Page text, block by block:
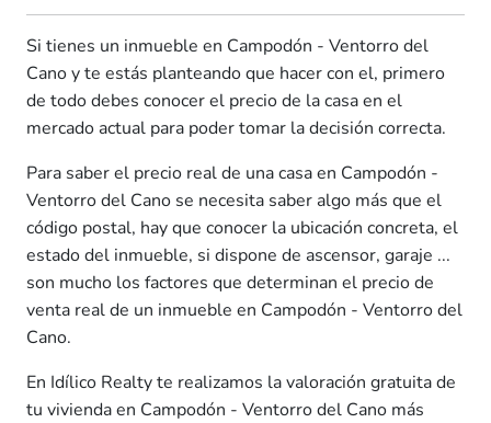
Si tienes un inmueble en Campodón - Ventorro del
Cano y te estás planteando que hacer con el, primero
de todo debes conocer el precio de la casa en el
mercado actual para poder tomar la decisión correcta.
Para saber el precio real de una casa en Campodón -
Ventorro del Cano se necesita saber algo más que el
código postal, hay que conocer la ubicación concreta, el
estado del inmueble, si dispone de ascensor, garaje ...
son mucho los factores que determinan el precio de
venta real de un inmueble en Campodón - Ventorro del
Cano.
En Idílico Realty te realizamos la valoración gratuita de
tu vivienda en Campodón - Ventorro del Cano más